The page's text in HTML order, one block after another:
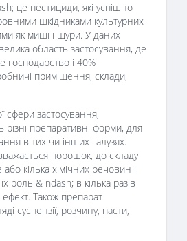
це пестициди, які успішно
шкідниками культурних
як миші і щури. У даних
область застосування, де
господарство і 40%
приміщення, склади,
сфери застосування,
препаративні форми, для
в тих чи інших галузях.
порошок, до складу
кілька хімічних речовин і
роль & ndash; в кілька разів
Також препарат
суспензії, розчину, пасти,